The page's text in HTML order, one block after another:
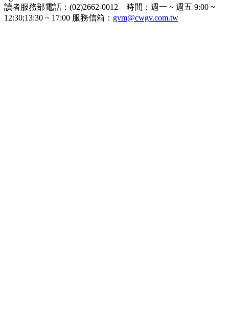
讀者服務部電話：(02)2662-0012 時間：週一 ~ 週五 9:00 ~
12:30;13:30 ~ 17:00 服務信箱： gvm@cwgv.com.tw